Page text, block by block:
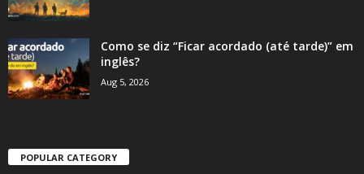
Como se diz “Ficar acordado (até tarde)” em
inglês?
Aug 5, 2026
POPULAR CATEGORY